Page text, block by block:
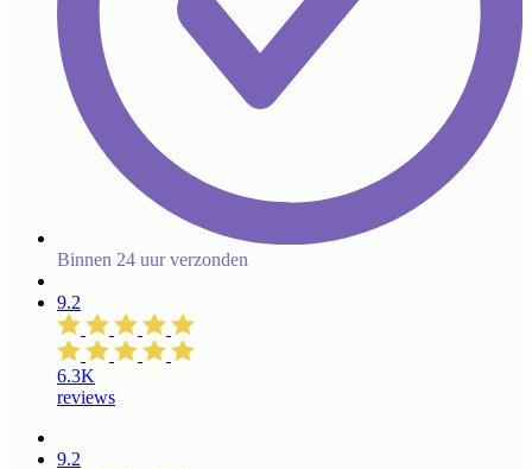
Binnen 24 uur verzonden
9.2
6.3K
reviews
9.2